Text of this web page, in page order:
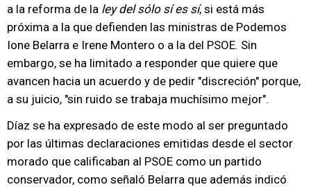
a la reforma de la ley del sólo sí es sí, si está más
próxima a la que defienden las ministras de Podemos
Ione Belarra e Irene Montero o a la del PSOE. Sin
embargo, se ha limitado a responder que quiere que
avancen hacia un acuerdo y de pedir "discreción" porque,
a su juicio, "sin ruido se trabaja muchísimo mejor".
Díaz se ha expresado de este modo al ser preguntado
por las últimas declaraciones emitidas desde el sector
morado que calificaban al PSOE como un partido
conservador, como señaló Belarra que además indicó